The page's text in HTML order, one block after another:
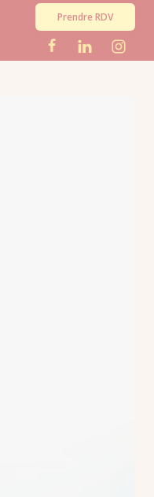
Prendre RDV